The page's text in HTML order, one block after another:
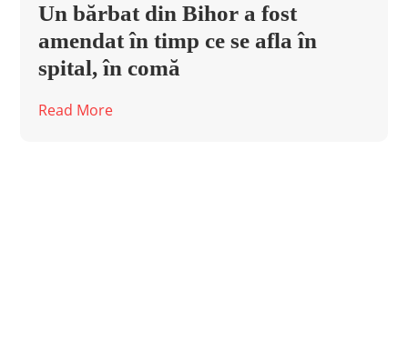
Un bărbat din Bihor a fost
amendat în timp ce se afla în
spital, în comă
Read More